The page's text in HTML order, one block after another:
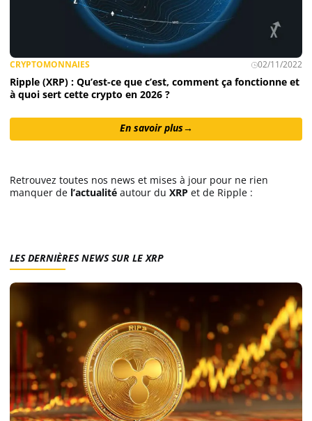
Futures Crypto
Copy Trading
Meilleur exchange crypto
Binance avis
Bitget avis
Bybit avis
CRYPTOMONNAIES 02/11/2022
Ripple (XRP) : Qu’est-ce que c’est, comment ça fonctionne et
à quoi sert cette crypto en 2026 ?
En savoir plus→
Retrouvez toutes nos news et mises à jour pour ne rien
manquer de l’actualité autour du XRP et de Ripple :
LES DERNIÈRES NEWS SUR LE XRP